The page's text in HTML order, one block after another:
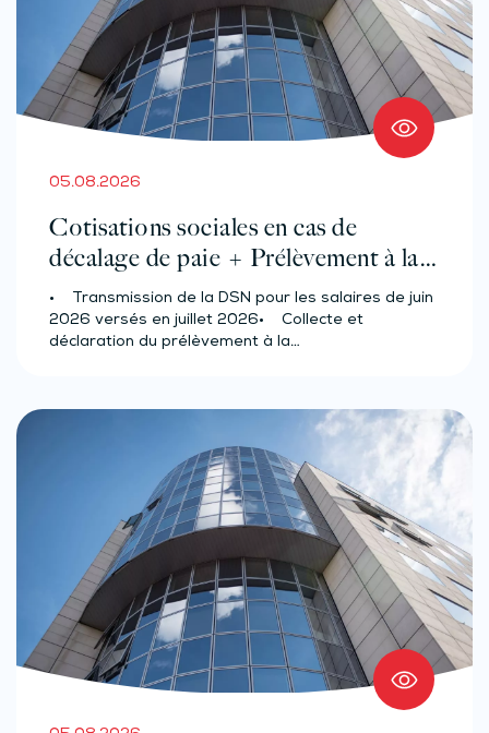
05.08.2026
Cotisations sociales en cas de
décalage de paie + Prélèvement à la
source des salariés et assimilés
(effectif d’au moins 50 salariés)
• Transmission de la DSN pour les salaires de juin
2026 versés en juillet 2026• Collecte et
déclaration du prélèvement à la…